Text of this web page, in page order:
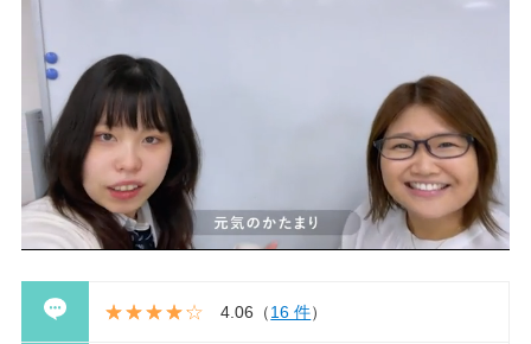
4.06 （16 件）